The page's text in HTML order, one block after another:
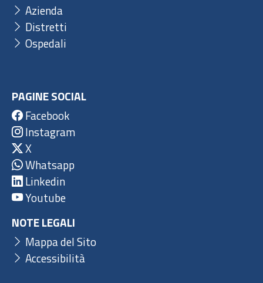
Azienda
Distretti
Ospedali
PAGINE SOCIAL
Facebook
Instagram
X
Whatsapp
Linkedin
Youtube
NOTE LEGALI
Mappa del Sito
Accessibilità